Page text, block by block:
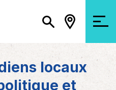
locaux
et